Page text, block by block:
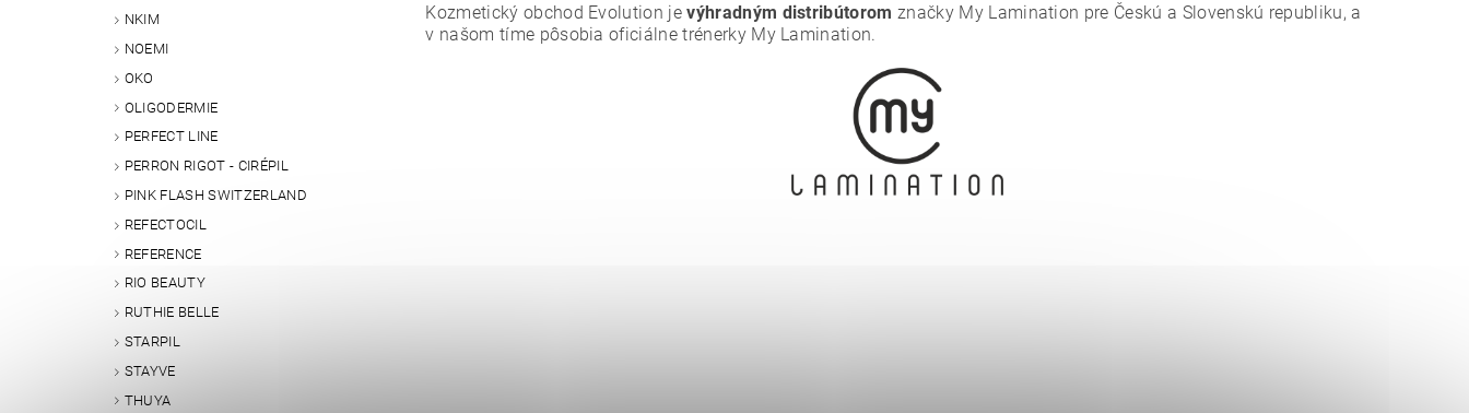
NKIM
NOEMI
OKO
OLIGODERMIE
PERFECT LINE
PERRON RIGOT - CIRÉPIL
PINK FLASH SWITZERLAND
REFECTOCIL
REFERENCE
RIO BEAUTY
RUTHIE BELLE
STARPIL
STAYVE
THUYA
Kozmetický obchod Evolution jevýhradným distribútorom značky My Lamination pre Českú a Slovenskú republiku, a
v našom tíme pôsobia oficiálne trénerky My Lamination.